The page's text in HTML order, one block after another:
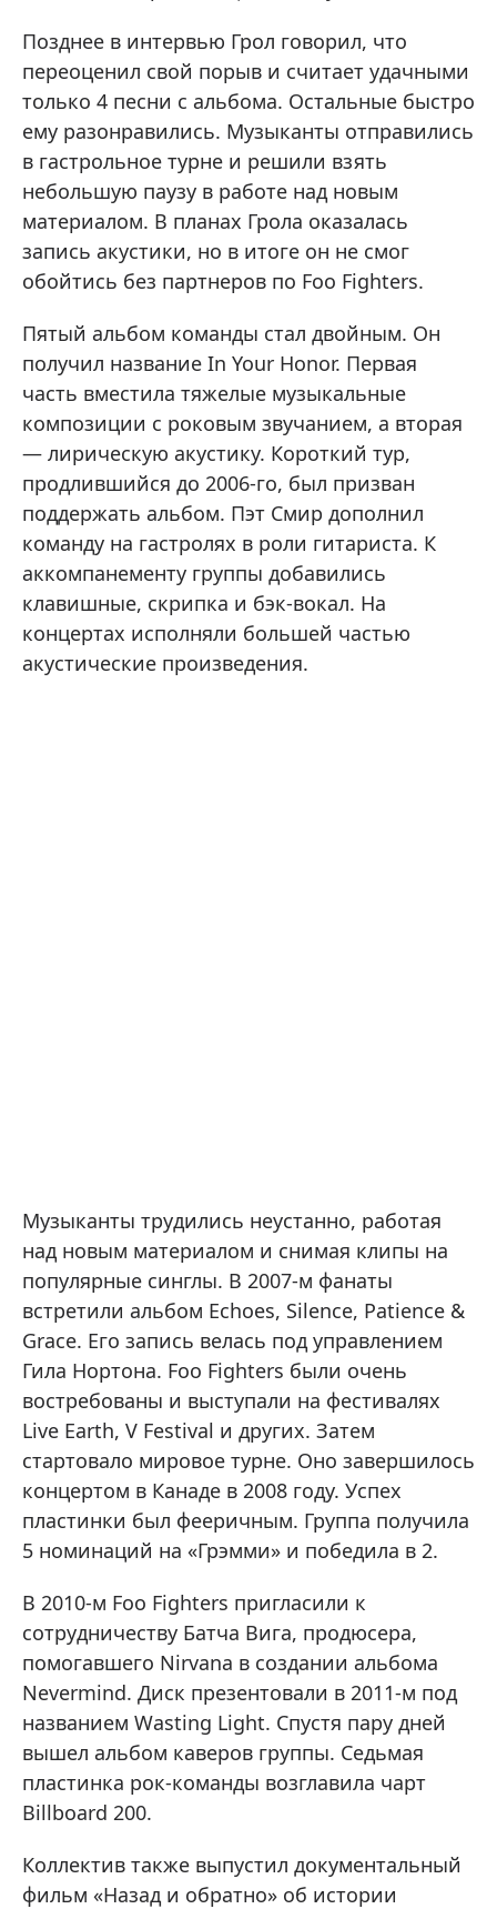
Позднее в интервью Грол говорил, что
переоценил свой порыв и считает удачными
только 4 песни с альбома. Остальные быстро
ему разонравились. Музыканты отправились
в гастрольное турне и решили взять
небольшую паузу в работе над новым
материалом. В планах Грола оказалась
запись акустики, но в итоге он не смог
обойтись без партнеров по Foo Fighters.
Пятый альбом команды стал двойным. Он
получил название In Your Honor. Первая
часть вместила тяжелые музыкальные
композиции с роковым звучанием, а вторая
— лирическую акустику. Короткий тур,
продлившийся до 2006-го, был призван
поддержать альбом. Пэт Смир дополнил
команду на гастролях в роли гитариста. К
аккомпанементу группы добавились
клавишные, скрипка и бэк-вокал. На
концертах исполняли большей частью
акустические произведения.
Музыканты трудились неустанно, работая
над новым материалом и снимая клипы на
популярные синглы. В 2007-м фанаты
встретили альбом Echoes, Silence, Patience &
Grace. Его запись велась под управлением
Гила Нортона. Foo Fighters были очень
востребованы и выступали на фестивалях
Live Earth, V Festival и других. Затем
стартовало мировое турне. Оно завершилось
концертом в Канаде в 2008 году. Успех
пластинки был фееричным. Группа получила
5 номинаций на «Грэмми» и победила в 2.
В 2010-м Foo Fighters пригласили к
сотрудничеству Батча Вига, продюсера,
помогавшего Nirvana в создании альбома
Nevermind. Диск презентовали в 2011-м под
названием Wasting Light. Спустя пару дней
вышел альбом каверов группы. Седьмая
пластинка рок-команды возглавила чарт
Billboard 200.
Коллектив также выпустил документальный
фильм «Назад и обратно» об истории